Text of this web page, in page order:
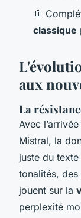
📎
classique
aux
La
Avec
Mistral, la
juste du
tonalités, des
jouent sur la
perplexité